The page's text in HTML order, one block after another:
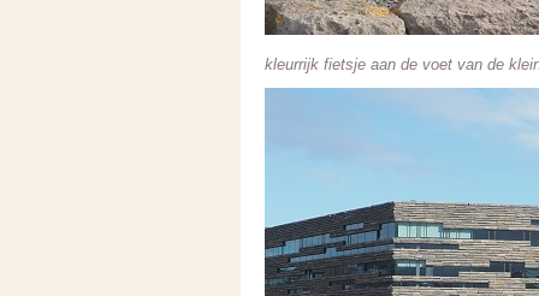
kleurrijk fietsje aan de voet van de